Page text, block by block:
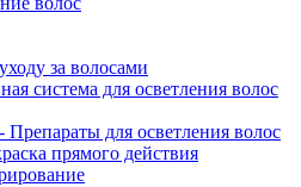
за волосами
система для осветления волос
для осветления волос
прямого действия